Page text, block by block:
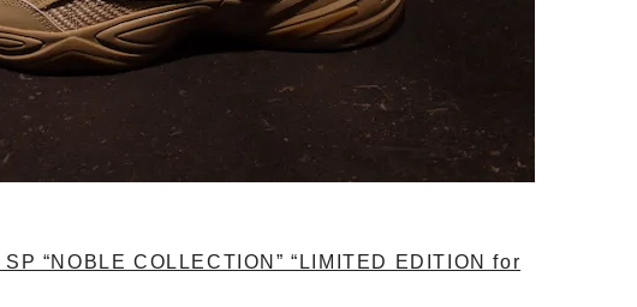
“NOBLE COLLECTION” “LIMITED EDITION for